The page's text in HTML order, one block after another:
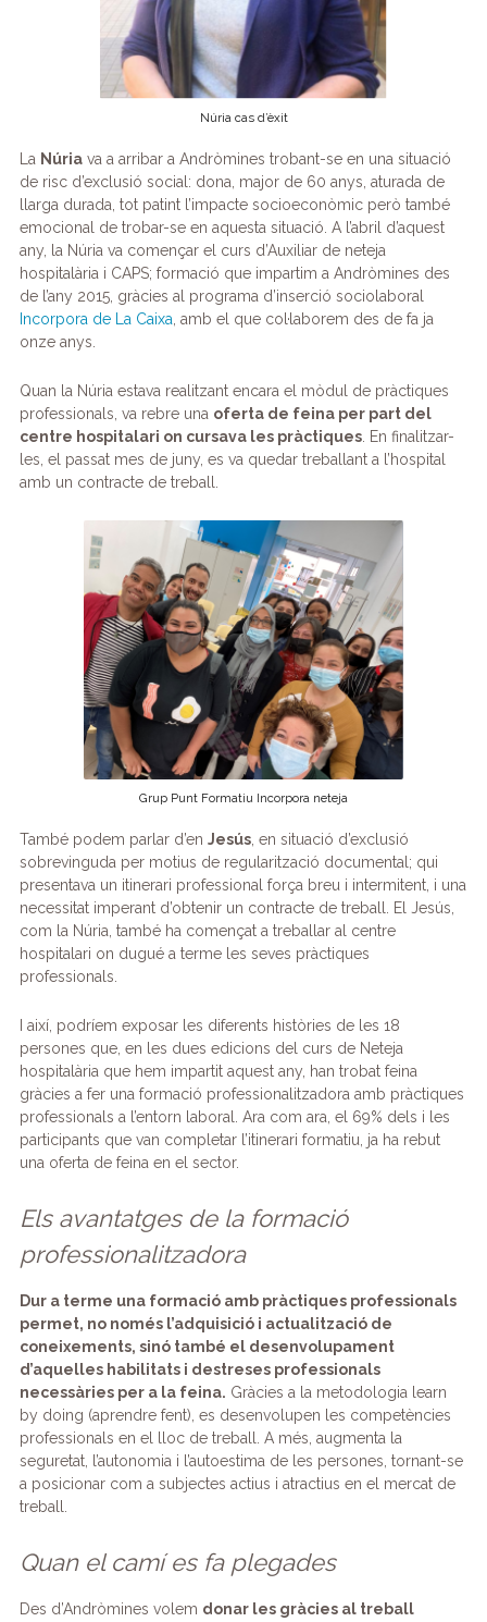
Núria cas d’èxit
La Núriava a arribar a Andròmines trobant-se en una situació
de risc d’exclusió social: dona, major de 60 anys, aturada de
llarga durada, tot patint l’impacte socioeconòmic però també
emocional de trobar-se en aquesta situació. A l’abril d’aquest
any, la Núria va començar el curs d’Auxiliar de neteja
hospitalària i CAPS; formació que impartim a Andròmines des
de l’any 2015, gràcies al programa d’inserció sociolaboral
Incorpora de La Caixa , amb el que col·laborem des de fa ja
onze anys.
Quan la Núria estava realitzant encara el mòdul de pràctiques
professionals, va rebre una oferta de feina per part del
centre hospitalari on cursava les pràctiques. En finalitzar-
les, el passat mes de juny, es va quedar treballant a l’hospital
amb un contracte de treball.
Grup Punt Formatiu Incorpora neteja
També podem parlar d’en Jesús, en situació d’exclusió
sobrevinguda per motius de regularització documental; qui
presentava un itinerari professional força breu i intermitent, i una
necessitat imperant d’obtenir un contracte de treball. El Jesús,
com la Núria, també ha començat a treballar al centre
hospitalari on dugué a terme les seves pràctiques
professionals.
I així, podríem exposar les diferents històries de les 18
persones que, en les dues edicions del curs de Neteja
hospitalària que hem impartit aquest any, han trobat feina
gràcies a fer una formació professionalitzadora amb pràctiques
professionals a l’entorn laboral. Ara com ara, el 69% dels i les
participants que van completar l’itinerari formatiu, ja ha rebut
una oferta de feina en el sector.
Els avantatges de la formació
professionalitzadora
Dur a terme una formació amb pràctiques professionals
permet, no només l’adquisició i actualització de
coneixements, sinó també el desenvolupament
d’aquelles habilitats i destreses professionals
necessàries per a la feina. Gràcies a la metodologia learn
by doing (aprendre fent), es desenvolupen les competències
professionals en el lloc de treball. A més, augmenta la
seguretat, l’autonomia i l’autoestima de les persones, tornant-se
a posicionar com a subjectes actius i atractius en el mercat de
treball.
Quan el camí es fa plegades
Des d’Andròmines volem donar les gràcies al treball